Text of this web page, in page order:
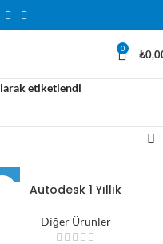
0 ₺
etiketlendi
Autodesk 1 Yıllık
Diğer Ürünler